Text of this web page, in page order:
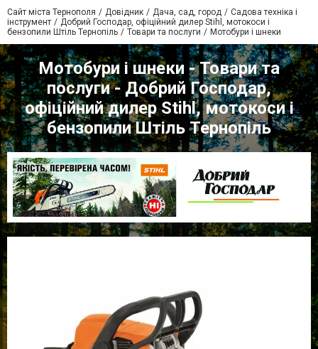
Сайт міста Тернополя Довідник Дача, сад, город
Садова техніка і
інструмент
Добрий Господар, офіційний дилер Stihl, мотокоси і
бензопили Штіль Тернопіль
Товари та послуги Мотобури і шнеки
Мотобури і шнеки - Товари та
послуги - Добрий Господар,
офіційний дилер Stihl, мотокоси і
бензопили Штіль Тернопіль